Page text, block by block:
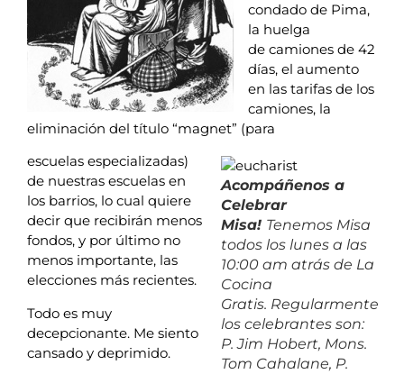
condado de Pima,
la huelga
de camiones de 42
días, el aumento
en las tarifas de los
camiones, la
eliminación del título “magnet” (para
Acompáñenos a
Celebrar
Misa! Tenemos Misa
todos los lunes a las
10:00 am atrás de La
Cocina
Gratis. Regularmente
los celebrantes son:
P. Jim Hobert, Mons.
Tom Cahalane, P.
escuelas especializadas)
de nuestras escuelas en
los barrios, lo cual quiere
decir que recibirán menos
fondos, y por último no
menos importante, las
elecciones más recientes.
Todo es muy
decepcionante. Me siento
cansado y deprimido.